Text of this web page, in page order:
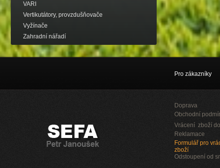
VARI
Vertikutátory, provzdušňovače
Vyžínače
Zahradní nářadí
Pro zákazníky
Doprava
Obchodní
Vrácení zboží
Reklamace
Formulář pro
zboží
Odstoupení od